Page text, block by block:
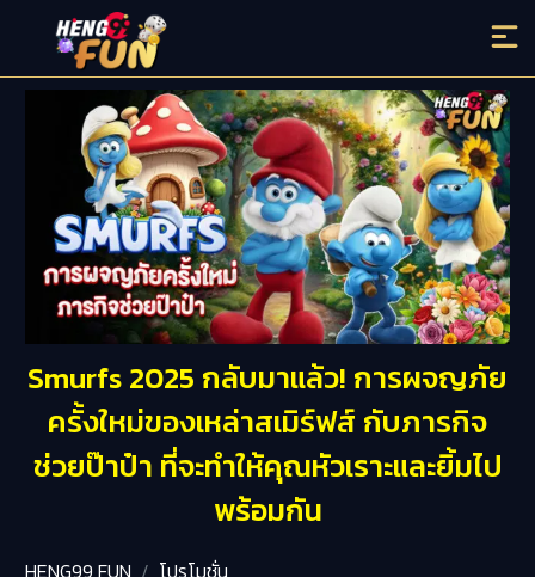
Smurfs 2025 กลับมาแล้ว! การผจญภัย
ครั้งใหม่ของเหล่าสเมิร์ฟส์ กับภารกิจ
ช่วยป๊าป๋า ที่จะทำให้คุณหัวเราะและยิ้มไป
พร้อมกัน